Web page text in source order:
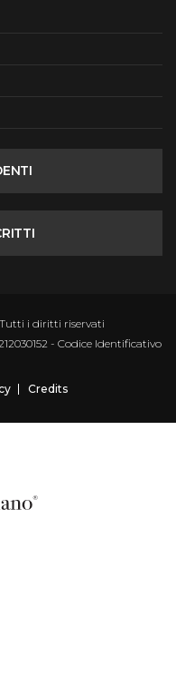
i diritti riservati
- Codice Identificativo
Credits